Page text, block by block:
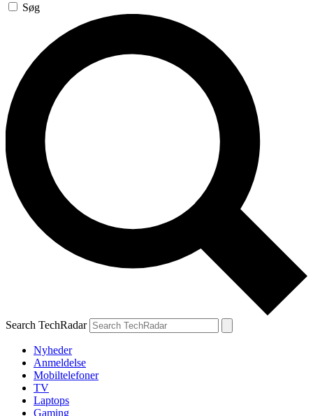
Søg
Search TechRadar
Nyheder
Anmeldelse
Mobiltelefoner
TV
Laptops
Gaming